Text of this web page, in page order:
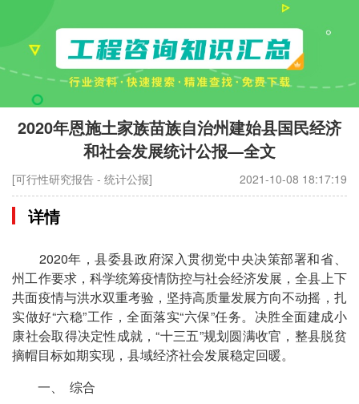
2020年恩施土家族苗族自治州建始县国民经济
和社会发展统计公报—全文
[可行性研究报告 - 统计公报] 2021-10-08 18:17:19
详情
2020年，县委县政府深入贯彻党中央决策部署和省、
州工作要求，科学统筹疫情防控与社会经济发展，全县上下
共面疫情与洪水双重考验，坚持高质量发展方向不动摇，扎
实做好“六稳”工作，全面落实“六保”任务。决胜全面建成小
康社会取得决定性成就，“十三五”规划圆满收官，整县脱贫
摘帽目标如期实现，县域经济社会发展稳定回暖。
一、 综合